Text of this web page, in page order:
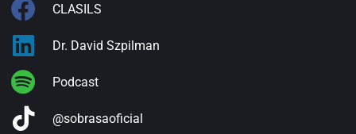
CLASILS
Dr. David Szpilman
Podcast
@sobrasaoficial